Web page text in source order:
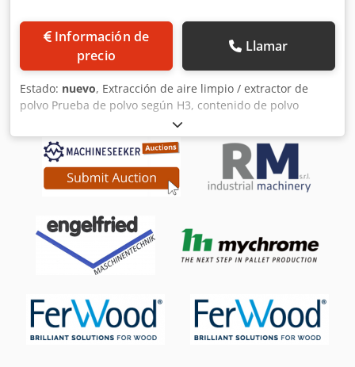
Información de
precio
Llamar
Estado: nuevo, Extracción de aire limpio / extractor de
polvo Prueba de polvo según H3, contenido de polvo
residual inferior a 0,1 mg/m³ Adecuado para aspirar y
separar virutas secas de madera y plástico Alto
rendimiento de aspiración en poco espacio Máximo
rendimiento en esta clase Muy silencioso Diseñado para
uso comercial Carcasa robusta y compacta de chapa de
convertible de izquierda a derecha para un uso flexible
Grandes aberturas de inspección Gran contenedor de
virutas móvil con soporte de sujeción y bolsa de recogida
de virutas El aspirador se entrega completamente
los modelos son móviles Material filtrante de vellón de
poliéster, vaporizado de aluminio, por lo tanto con una
larga vida útil Filtro antiestático comprobado y